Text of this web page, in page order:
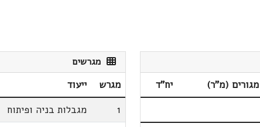
מגורים (מ"ר)
יח"ד
מגרשים
מגרש ייעוד
1
מגבלות בניה ופיתוח